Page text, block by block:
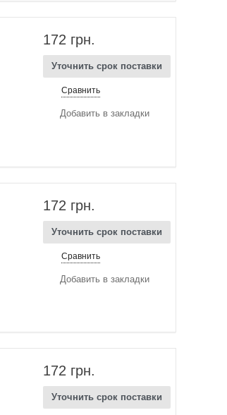
172 грн.
Уточнить срок поставки
Сравнить
Добавить в закладки
172 грн.
Уточнить срок поставки
Сравнить
Добавить в закладки
172 грн.
Уточнить срок поставки